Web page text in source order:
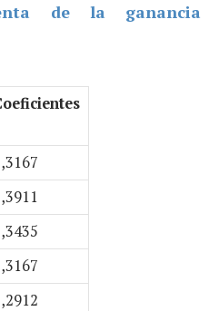
de la ganancia